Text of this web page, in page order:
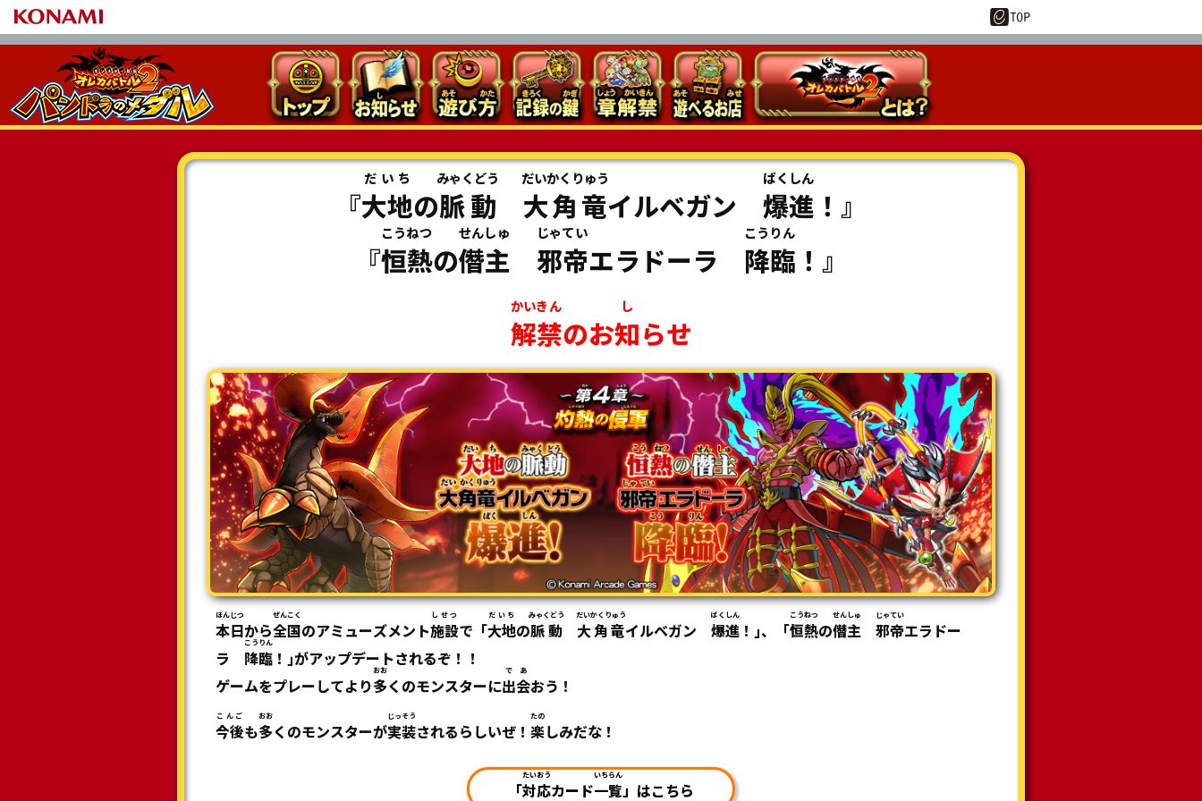
『大地
だいち
の脈動
みゃくどう
大角竜
だいかくりゅう
イルベガン 爆進
ばくしん
！』
『恒熱
こうねつ
の僭主
せんしゅ
邪帝
じゃてい
エラドーラ 降臨
こうりん
！』
解禁
かいきん
のお知
し
らせ
本日
ほんじつ
から全国
ぜんこく
のアミューズメント施設
しせつ
で「大地
だいち
の脈動
みゃくどう
大角竜
だいかくりゅう
イルベガン 爆進
ばくしん
！｣、「恒熱
こうねつ
の僭主
せんしゅ
邪帝
じゃてい
エラドー
ラ 降臨
こうりん
！｣がアップデートされるぞ！！
ゲームをプレーしてより多
おお
くのモンスターに出会
であ
おう！
今後
こんご
も多
おお
くのモンスターが実装
じっそう
されるらしいぜ！ 楽
たの
しみだな！
「対応
たいおう
カード一覧
いちらん
」はこちら